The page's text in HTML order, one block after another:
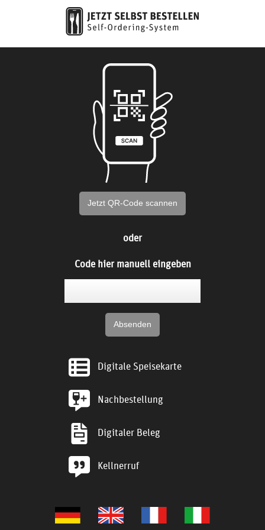
Jetzt QR-Code scannen
oder
Code hier manuell eingeben
Digitale Speisekarte
Nachbestellung
Digitaler Beleg
Kellnerruf